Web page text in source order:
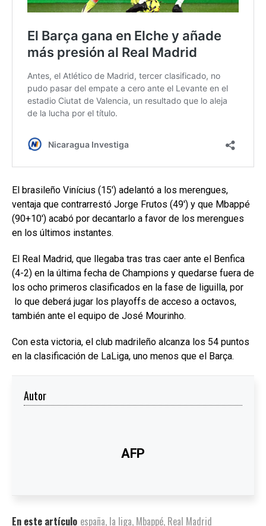
El brasileño Vinícius (15′) adelantó a los merengues,
ventaja que contrarrestó Jorge Frutos (49′) y que Mbappé
(90+10′) acabó por decantarlo a favor de los merengues
en los últimos instantes.
El Real Madrid, que llegaba tras tras caer ante el Benfica
(4-2) en la última fecha de Champions y quedarse fuera de
los ocho primeros clasificados en la fase de liguilla, por
lo que deberá jugar los playoffs de acceso a octavos,
también ante el equipo de José Mourinho.
Con esta victoria, el club madrileño alcanza los 54 puntos
en la clasificación de LaLiga, uno menos que el Barça.
Autor
AFP
En este artículo españa, la liga, Mbappé, Real Madrid